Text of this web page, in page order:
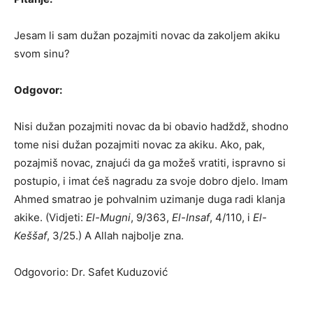
Jesam li sam dužan pozajmiti novac da zakoljem akiku
svom sinu?
Odgovor:
Nisi dužan pozajmiti novac da bi obavio hadždž, shodno
tome nisi dužan pozajmiti novac za akiku. Ako, pak,
pozajmiš novac, znajući da ga možeš vratiti, ispravno si
postupio, i imat ćeš nagradu za svoje dobro djelo. Imam
Ahmed smatrao je pohvalnim uzimanje duga radi klanja
akike. (Vidjeti: El-Mugni, 9/363, El-Insaf, 4/110, i El-
Keššaf, 3/25.) A Allah najbolje zna.
Odgovorio: Dr. Safet Kuduzović